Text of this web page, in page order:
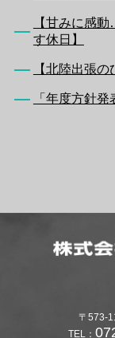
【甘みに感
す休日】
【北陸出張
「年度方針発
〒573-
TEL：